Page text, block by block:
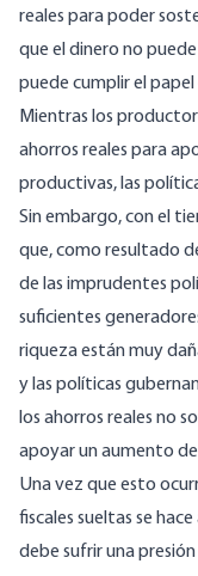
reales para poder
que el dinero no
puede cumplir el
Mientras los
ahorros reales para
productivas, las
Sin embargo, con el
que, como resultado
de las imprudentes
suficientes
riqueza están muy
y las políticas
los ahorros reales no
apoyar un aumento
Una vez que esto
fiscales sueltas se
debe sufrir una